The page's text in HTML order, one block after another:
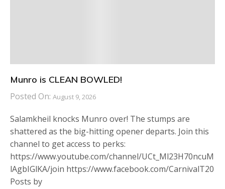
Munro is CLEAN BOWLED!
Posted On: August 9, 2026
Salamkheil knocks Munro over! The stumps are
shattered as the big-hitting opener departs. Join this
channel to get access to perks:
https://www.youtube.com/channel/UCt_Ml23H70ncuM
lAgbIGlKA/join https://www.facebook.com/CarnivalT20
Posts by